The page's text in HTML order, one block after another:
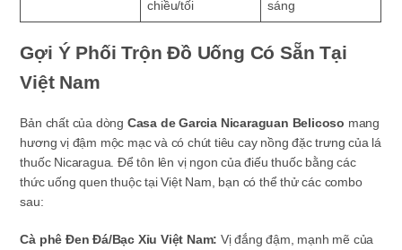
chiều/tối
sáng
Gợi Ý Phối Trộn Đồ Uống Có Sẵn Tại
Việt Nam
Bản chất của dòng Casa de Garcia Nicaraguan Belicoso mang
hương vị đậm mộc mạc và có chút tiêu cay nồng đặc trưng của lá
thuốc Nicaragua. Để tôn lên vị ngon của điếu thuốc bằng các
thức uống quen thuộc tại Việt Nam, bạn có thể thử các combo
sau:
Cà phê Đen Đá/Bạc Xỉu Việt Nam: Vị đắng đậm, mạnh mẽ của